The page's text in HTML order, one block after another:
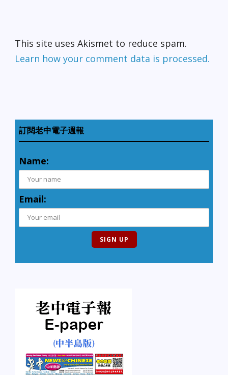
This site uses Akismet to reduce spam.
Learn how your comment data is processed.
訂閱老中電子週報
Name:
Email: